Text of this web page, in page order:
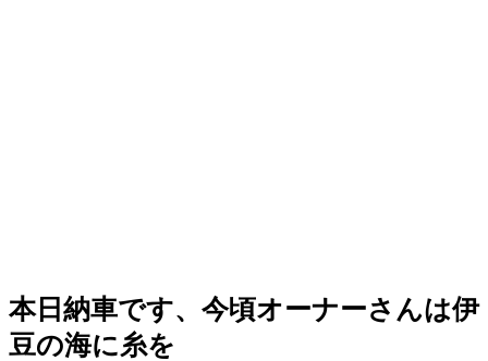
本日納車です、今頃オーナーさんは伊
豆の海に糸を